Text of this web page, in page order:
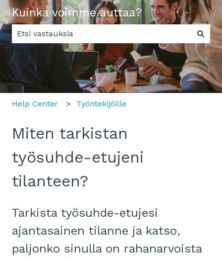
Kuinka voimme auttaa?
Ehdotuksia ei ole, koska hakukenttä on tyhjä.
Help Center Työntekijöille
Miten tarkistan
työsuhde-etujeni
tilanteen?
Tarkista työsuhde-etujesi
ajantasainen tilanne ja katso,
paljonko sinulla on rahanarvoista